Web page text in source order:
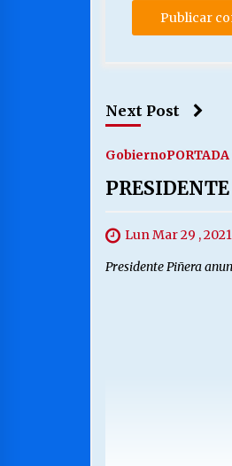
Next Post
GobiernoPORTADA
Lun Mar 29 , 2021
Presidente Piñera